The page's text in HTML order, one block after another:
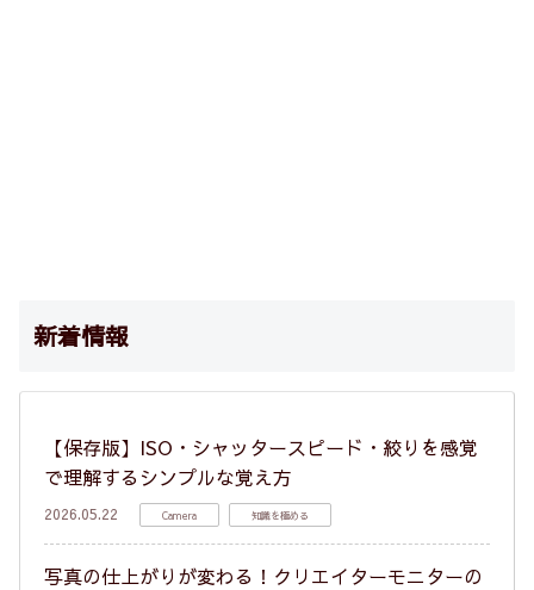
新着情報
【保存版】ISO・シャッタースピード・絞りを感覚
で理解するシンプルな覚え方
2026.05.22 Camera 知識を極める
写真の仕上がりが変わる！クリエイターモニターの